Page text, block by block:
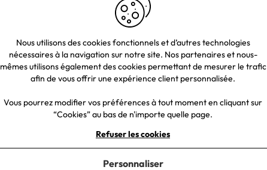
Comment aménager sa salle à manger ?
Nous utilisons des cookies fonctionnels et d’autres technologies
nécessaires à la navigation sur notre site. Nos partenaires et nous-
mêmes utilisons également des cookies permettant de mesurer le trafic
afin de vous offrir une expérience client personnalisée.
Vous pourrez modifier vos préférences à tout moment en cliquant sur
“Cookies” au bas de n'importe quelle page.
Refuser les cookies
Personnaliser